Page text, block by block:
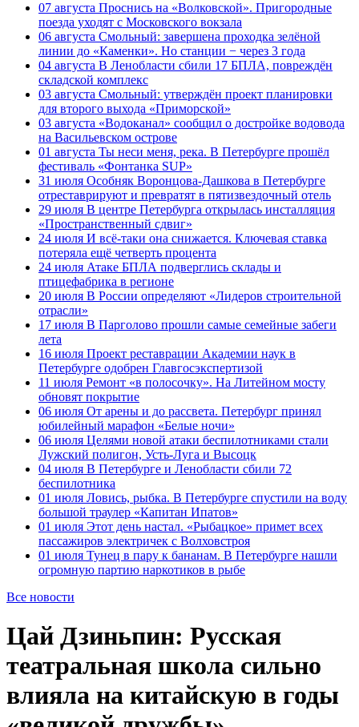
07 августа Проснись на «Волковской». Пригородные
поезда уходят с Московского вокзала
06 августа Смольный: завершена проходка зелёной
линии до «Каменки». Но станции − через 3 года
04 августа В Ленобласти сбили 17 БПЛА, повреждён
складской комплекс
03 августа Смольный: утверждён проект планировки
для второго выхода «Приморской»
03 августа «Водоканал» сообщил о достройке водовода
на Васильевском острове
01 августа Ты неси меня, река. В Петербурге прошёл
фестиваль «Фонтанка SUP»
31 июля Особняк Воронцова-Дашкова в Петербурге
отреставрируют и превратят в пятизвездочный отель
29 июля В центре Петербурга открылась инсталляция
«Пространственный сдвиг»
24 июля И всё-таки она снижается. Ключевая ставка
потеряла ещё четверть процента
24 июля Атаке БПЛА подверглись склады и
птицефабрика в регионе
20 июля В России определяют «Лидеров строительной
отрасли»
17 июля В Парголово прошли самые семейные забеги
лета
16 июля Проект реставрации Академии наук в
Петербурге одобрен Главгосэкспертизой
11 июля Ремонт «в полосочку». На Литейном мосту
обновят покрытие
06 июля От арены и до рассвета. Петербург принял
юбилейный марафон «Белые ночи»
06 июля Целями новой атаки беспилотниками стали
Лужский полигон, Усть-Луга и Высоцк
04 июля В Петербурге и Ленобласти сбили 72
беспилотника
01 июля Ловись, рыбка. В Петербурге спустили на воду
большой траулер «Капитан Ипатов»
01 июля Этот день настал. «Рыбацкое» примет всех
пассажиров электричек с Волховстроя
01 июля Тунец в пару к бананам. В Петербурге нашли
огромную партию наркотиков в рыбе
Все новости
Цай Дзиньпин: Русская
театральная школа сильно
влияла на китайскую в годы